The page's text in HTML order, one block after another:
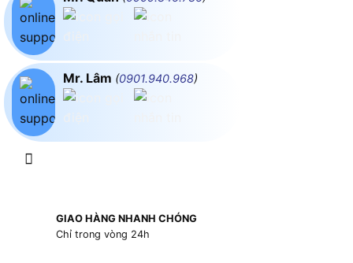
Mr. Lâm (0901.940.968)
GIAO HÀNG NHANH CHÓNG
Chỉ trong vòng 24h